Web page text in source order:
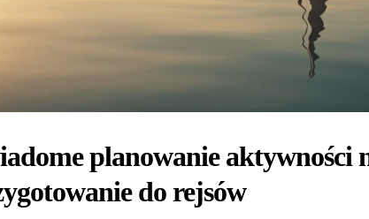
planowanie aktywności
do rejsów